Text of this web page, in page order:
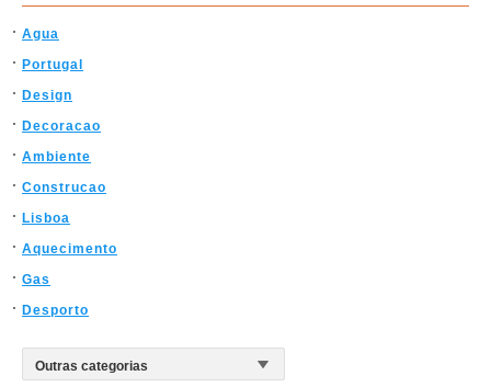
Agua
Portugal
Design
Decoracao
Ambiente
Construcao
Lisboa
Aquecimento
Gas
Desporto